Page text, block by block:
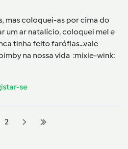
mas coloquei-as por cima do
um ar natalício, coloquei mel e
tinha feito farófias...vale
na nossa vida :mixie-wink:
se
2